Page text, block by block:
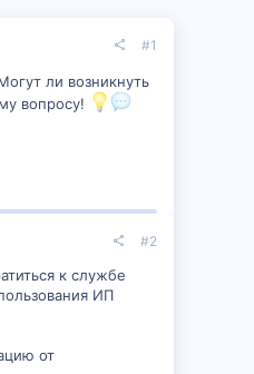
#1
ли возникнуть
вопросу!
#2
к службе
ИП
от